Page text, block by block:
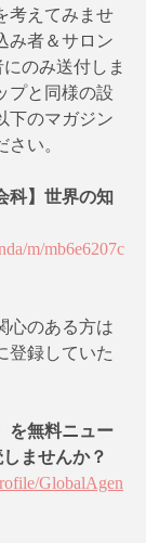
考えてみませ
み者＆サロン
のみ送付しま
プと同様の設
下のマガジン
い。
科】世界の知
m/mb6e6207c
心のある方は
登録していた
を無料ニュー
ませんか？
GlobalAgen